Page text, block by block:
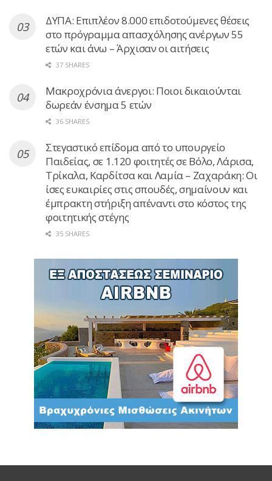
ΔΥΠΑ: Επιπλέον 8.000 επιδοτούμενες θέσεις
στο πρόγραμμα απασχόλησης ανέργων 55
ετών και άνω – Άρχισαν οι αιτήσεις
37 SHARES
Μακροχρόνια άνεργοι: Ποιοι δικαιούνται
δωρεάν ένσημα 5 ετών
36 SHARES
Στεγαστικό επίδομα από το υπουργείο
Παιδείας, σε 1.120 φοιτητές σε Βόλο, Λάρισα,
Τρίκαλα, Καρδίτσα και Λαμία – Ζαχαράκη: Οι
ίσες ευκαιρίες στις σπουδές, σημαίνουν και
έμπρακτη στήριξη απέναντι στο κόστος της
φοιτητικής στέγης
35 SHARES